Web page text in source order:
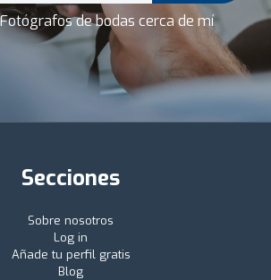
de bodas cerca de mí
Secciones
Sobre nosotros
Log in
Añade tu perfil gratis
Blog